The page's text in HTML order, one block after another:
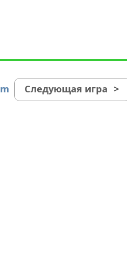
Следующая игра >